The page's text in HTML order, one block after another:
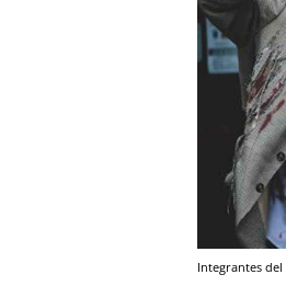
Integrantes del